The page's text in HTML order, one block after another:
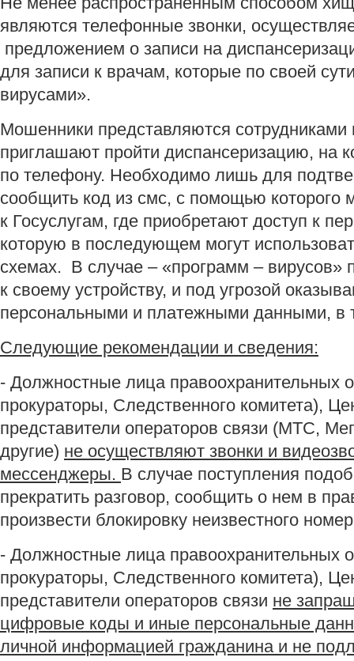
являются телефонные звонки,
предложением о записи на
для записи к врачам, которые по своей
вирусами».
Мошенники представляются
приглашают пройти диспансеризацию, на
по телефону. Необходимо лишь для
сообщить код из смс, с помощью которого
к Госуслугам, где приобретают доступ к
которую в последующем могут
схемах. В случае – «программ – вирусов»
к своему устройству, и под угрозой
персональными и платежными данными, в
Следующие рекомендации и сведения:
- Должностные лица
прокураторы, Следственного комитета),
представители операторов связи (МТС,
другие) не осуществляют звонки и
мессенджеры. В случае поступления
прекратить разговор, сообщить о нем в
произвести блокировку неизвестного
- Должностные лица
прокураторы, Следственного комитета),
представители операторов связи не
цифровые коды и иные персональные
личной информацией гражданина и не